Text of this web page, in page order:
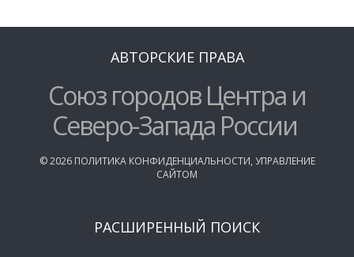
АВТОРСКИЕ ПРАВА
Союз городов Центра и
Северо-Запада России
©2026 ПОЛИТИКА КОНФИДЕНЦИАЛЬНОСТИ, УПРАВЛЕНИЕ
САЙТОМ
РАСШИРЕННЫЙ ПОИСК